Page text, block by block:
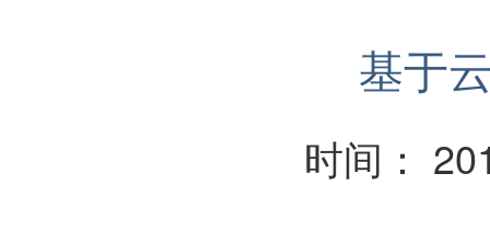
基于
时间：